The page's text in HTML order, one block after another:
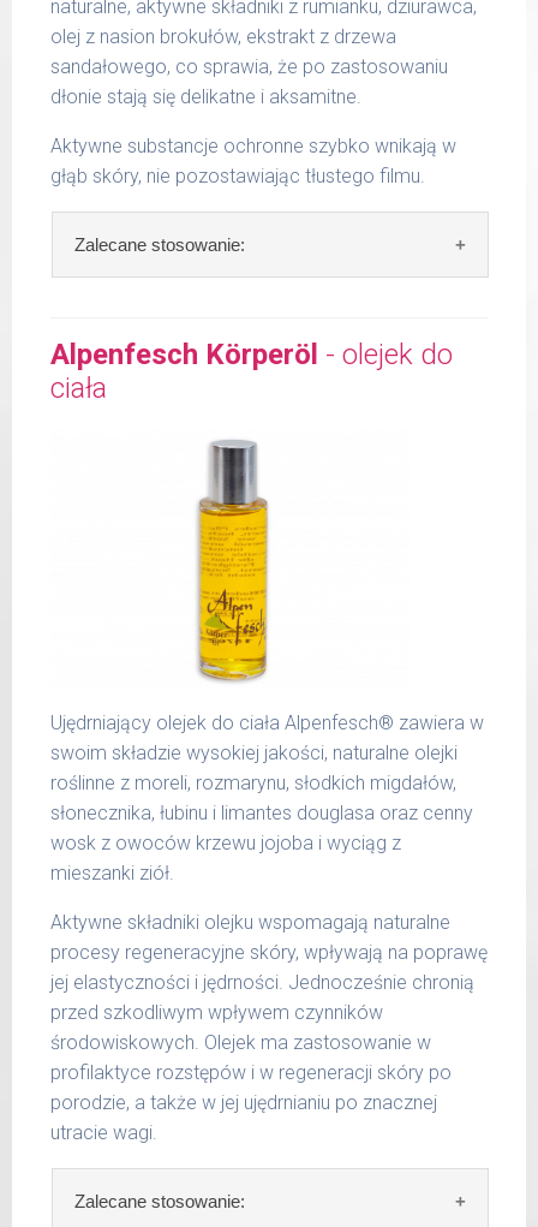
naturalne, aktywne składniki z rumianku, dziurawca,
olej z nasion brokułów, ekstrakt z drzewa
sandałowego, co sprawia, że po zastosowaniu
dłonie stają się delikatne i aksamitne.
Aktywne substancje ochronne szybko wnikają w
głąb skóry, nie pozostawiając tłustego filmu.
Zalecane stosowanie:
ilość i wsmarować do całkowitego
wchłonięcia się kremu.
Alpenfesch Körperöl - olejek do
ciała
Ujędrniający olejek do ciała Alpenfesch® zawiera w
swoim składzie wysokiej jakości, naturalne olejki
roślinne z moreli, rozmarynu, słodkich migdałów,
słonecznika, łubinu i limantes douglasa oraz cenny
wosk z owoców krzewu jojoba i wyciąg z
mieszanki ziół.
Aktywne składniki olejku wspomagają naturalne
procesy regeneracyjne skóry, wpływają na poprawę
jej elastyczności i jędrności. Jednocześnie chronią
przed szkodliwym wpływem czynników
środowiskowych. Olejek ma zastosowanie w
profilaktyce rozstępów i w regeneracji skóry po
porodzie, a także w jej ujędrnianiu po znacznej
utracie wagi.
Zalecane stosowanie: